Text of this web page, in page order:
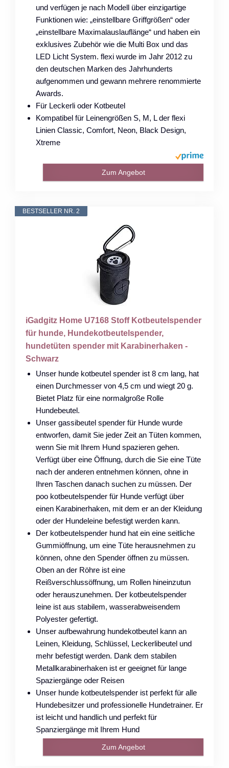
und verfügen je nach Modell über einzigartige
Funktionen wie: „einstellbare Griffgrößen“ oder
„einstellbare Maximalauslauflänge“ und haben ein
exklusives Zubehör wie die Multi Box und das
LED Licht System. flexi wurde im Jahr 2012 zu
den deutschen Marken des Jahrhunderts
aufgenommen und gewann mehrere renommierte
Awards.
Für Leckerli oder Kotbeutel
Kompatibel für Leinengrößen S, M, L der flexi
Linien Classic, Comfort, Neon, Black Design,
Xtreme
Zum Angebot
BESTSELLER NR. 2
iGadgitz Home U7168 Stoff Kotbeutelspender
für hunde, Hundekotbeutelspender,
hundetüten spender mit Karabinerhaken -
Schwarz
Unser hunde kotbeutel spender ist 8 cm lang, hat
einen Durchmesser von 4,5 cm und wiegt 20 g.
Bietet Platz für eine normalgroße Rolle
Hundebeutel.
Unser gassibeutel spender für Hunde wurde
entworfen, damit Sie jeder Zeit an Tüten kommen,
wenn Sie mit Ihrem Hund spazieren gehen.
Verfügt über eine Öffnung, durch die Sie eine Tüte
nach der anderen entnehmen können, ohne in
Ihren Taschen danach suchen zu müssen. Der
poo kotbeutelspender für Hunde verfügt über
einen Karabinerhaken, mit dem er an der Kleidung
oder der Hundeleine befestigt werden kann.
Der kotbeutelspender hund hat ein eine seitliche
Gummiöffnung, um eine Tüte herausnehmen zu
können, ohne den Spender öffnen zu müssen.
Oben an der Röhre ist eine
Reißverschlussöffnung, um Rollen hineinzutun
oder herauszunehmen. Der kotbeutelspender
leine ist aus stabilem, wasserabweisendem
Polyester gefertigt.
Unser aufbewahrung hundekotbeutel kann an
Leinen, Kleidung, Schlüssel, Leckerlibeutel und
mehr befestigt werden. Dank dem stabilen
Metallkarabinerhaken ist er geeignet für lange
Spaziergänge oder Reisen
Unser hunde kotbeutelspender ist perfekt für alle
Hundebesitzer und professionelle Hundetrainer. Er
ist leicht und handlich und perfekt für
Spanziergänge mit Ihrem Hund
Zum Angebot